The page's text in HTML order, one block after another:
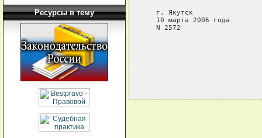
Ресурсы в тему
   г. Якутск
   10 марта 2006 года
   N 2572